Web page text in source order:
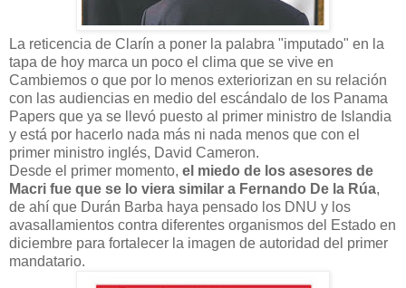
La reticencia de Clarín a poner la palabra "imputado" en la
tapa de hoy marca un poco el clima que se vive en
Cambiemos o que por lo menos exteriorizan en su relación
con las audiencias en medio del escándalo de los Panama
Papers que ya se llevó puesto al primer ministro de Islandia
y está por hacerlo nada más ni nada menos que con el
primer ministro inglés, David Cameron.
Desde el primer momento, el miedo de los asesores de
Macri fue que se lo viera similar a Fernando De la Rúa,
de ahí que Durán Barba haya pensado los DNU y los
avasallamientos contra diferentes organismos del Estado en
diciembre para fortalecer la imagen de autoridad del primer
mandatario.